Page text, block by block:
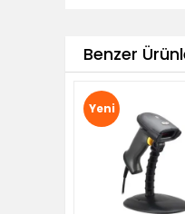
Benzer
Yeni